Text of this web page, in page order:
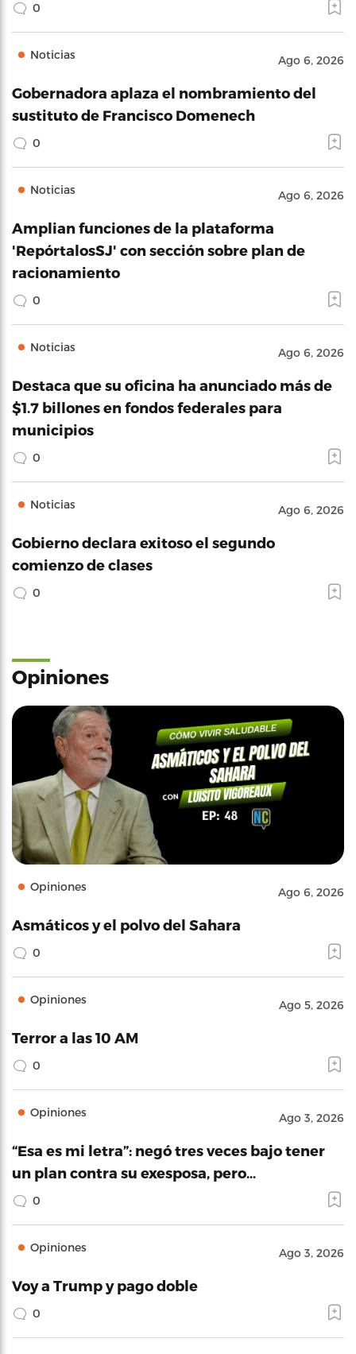
0
Noticias Ago 6, 2026
Gobernadora aplaza el nombramiento del
sustituto de Francisco Domenech
0
Noticias Ago 6, 2026
Amplian funciones de la plataforma
'RepórtalosSJ' con sección sobre plan de
racionamiento
0
Noticias Ago 6, 2026
Destaca que su oficina ha anunciado más de
$1.7 billones en fondos federales para
municipios
0
Noticias Ago 6, 2026
Gobierno declara exitoso el segundo
comienzo de clases
0
Opiniones
Opiniones Ago 6, 2026
Asmáticos y el polvo del Sahara
0
Opiniones Ago 5, 2026
Terror a las 10 AM
0
Opiniones Ago 3, 2026
“Esa es mi letra”: negó tres veces bajo tener
un plan contra su exesposa, pero…
0
Opiniones Ago 3, 2026
Voy a Trump y pago doble
0